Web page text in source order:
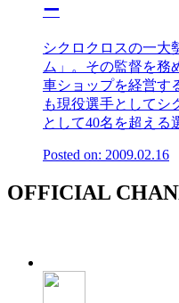
ー
シクロクロスの一大
ム」。その監督を務
車ショップを経営す
も現役選手としてシ
として40名を超え
Posted on: 2009.02.16
OFFICIAL